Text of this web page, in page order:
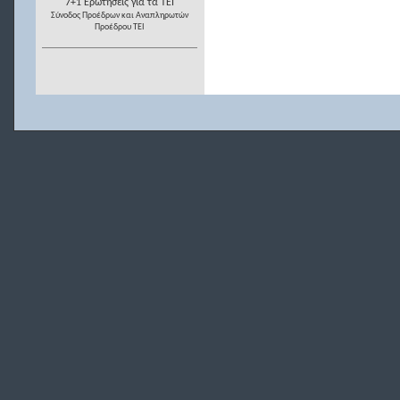
7+1 Ερωτήσεις για τα ΤΕΙ
Σύνοδος Προέδρων και Αναπληρωτών
Προέδρου ΤΕΙ